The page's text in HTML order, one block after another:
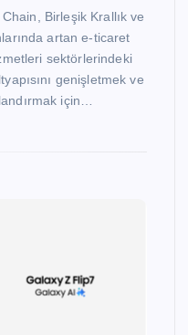
Birleşik Krallık ve
artan e-ticaret
sektörlerindeki
genişletmek ve
için…